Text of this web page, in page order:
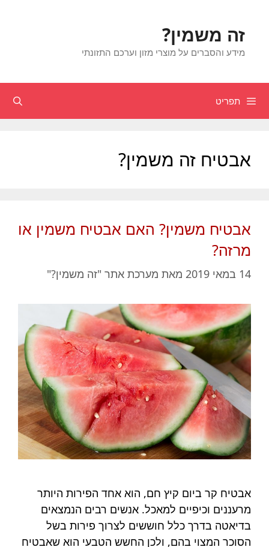
זה משמין?
מידע והסברים על מוצרי מזון וערכם התזונתי
חיפוש תפריט
אבטיח זה משמין?
אבטיח משמין? האם אבטיח משמין או
מרזה?
14 במאי 2019 מאת מערכת אתר "זה משמין?"
אבטיח קר ביום קיץ חם, הוא אחד הפירות היותר
מרעננים וכיפיים למאכל. אנשים רבים הנמצאים
בדיאטה בדרך כלל חוששים לצרוך פירות בשל
הסוכר המצוי בהם, ולכן החשש הטבעי הוא שאבטיח